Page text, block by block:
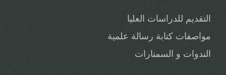
التقديم للدراسات العليا
مواصفات كتابة رسالة علمية
الندوات و السمنارات